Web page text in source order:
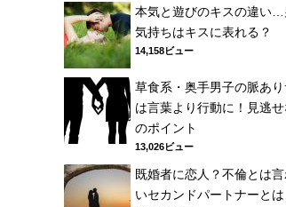
本気と遊びのキスの違い
気持ちはキスに表れる？
14,158ビュー
草食系・奥手男子の脈あ
は言葉より行動に！見逃
のポイント
13,026ビュー
既婚者に恋人？不倫とは
いセカンドパートナーとは